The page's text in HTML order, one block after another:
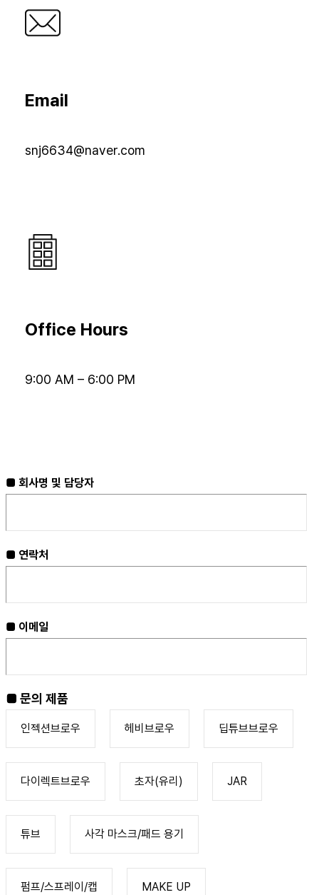
Email
snj6634@naver.com
Office Hours
9:00 AM – 6:00 PM
■ 회사명 및 담당자
■ 연락처
■ 이메일
■ 문의 제품
인젝션브로우 헤비브로우 딥튜브브로우
다이렉트브로우 초자(유리) JAR
튜브 사각 마스크/패드 용기
펌프/스프레이/캡 MAKE UP